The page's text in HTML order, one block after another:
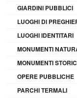
GIARDINI PUBBLICI
LUOGHI DI
LUOGHI IDENTITARI
MONUMENTI
MONUMENTI
OPERE PUBBLICHE
PARCHI TERMALI